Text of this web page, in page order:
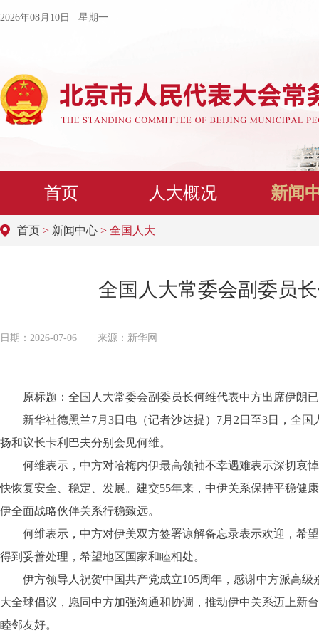
2026年08月10日 星期一
首页 人大概况 新闻
首页 > 新闻中心 > 全国人大
全国人大常委会副委员
日期：2026-07-06 来源：新华网
原标题：全国人大常委会副委员长何维代表中方出席伊朗已
新华社德黑兰7月3日电（记者沙达提）7月2日至3日，全国
扬和议长卡利巴夫分别会见何维。
何维表示，中方对哈梅内伊最高领袖不幸遇难表示深切哀悼
快恢复安全、稳定、发展。建交55年来，中伊关系保持平稳健
伊全面战略伙伴关系行稳致远。
何维表示，中方对伊美双方签署谅解备忘录表示欢迎，希望
得到妥善处理，希望地区国家和睦相处。
伊方领导人祝贺中国共产党成立105周年，感谢中方派高级
大全球倡议，愿同中方加强沟通和协调，推动伊中关系迈上新
睦邻友好。